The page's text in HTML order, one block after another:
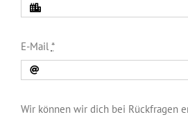
E-Mail *
Wir können wir dich bei Rückfragen